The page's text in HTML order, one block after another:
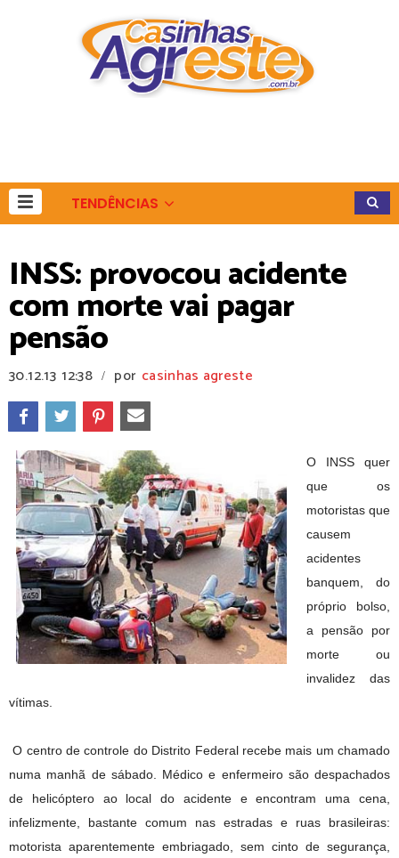
TENDÊNCIAS
INSS: provocou acidente
com morte vai pagar
pensão
30.12.13 12:38 / por casinhas agreste
O INSS quer
que os
motoristas que
causem
acidentes
banquem, do
próprio bolso,
a pensão por
morte ou
invalidez das
vítimas.
O centro de controle do Distrito Federal recebe mais um chamado
numa manhã de sábado. Médico e enfermeiro são despachados
de helicóptero ao local do acidente e encontram uma cena,
infelizmente, bastante comum nas estradas e ruas brasileiras:
motorista aparentemente embriagado, sem cinto de segurança,